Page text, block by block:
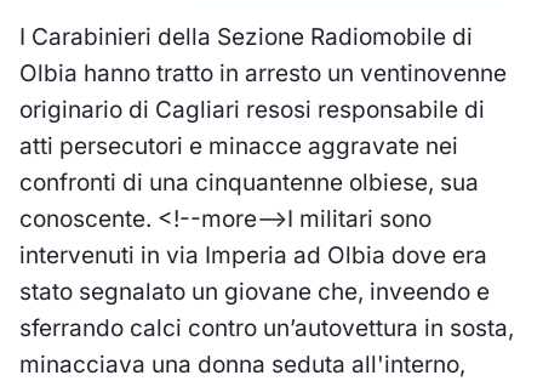
I Carabinieri della Sezione Radiomobile di
Olbia hanno tratto in arresto un ventinovenne
originario di Cagliari resosi responsabile di
atti persecutori e minacce aggravate nei
confronti di una cinquantenne olbiese, sua
conoscente. <!--more-->I militari sono
intervenuti in via Imperia ad Olbia dove era
stato segnalato un giovane che, inveendo e
sferrando calci contro un’autovettura in sosta,
minacciava una donna seduta all'interno,